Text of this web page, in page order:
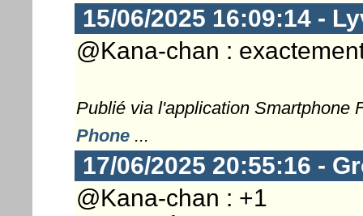
15/06/2025 16:09:14 -
@Kana-chan :
Publié via l'application Smartphone
Phone...
17/06/2025 20:55:16 -
@Kana-chan : +1